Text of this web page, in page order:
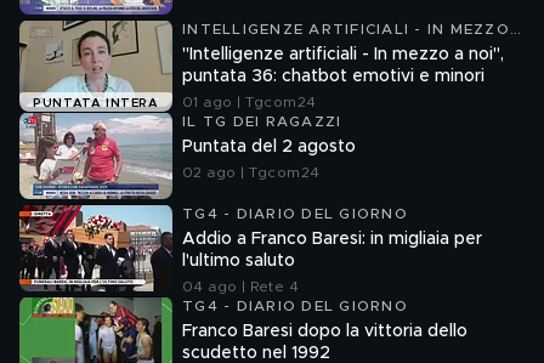
PUNTATA INTERA
INTELLIGENZE ARTIFICIALI - IN MEZZO
A NOI
"Intelligenze artificiali - In mezzo a noi",
puntata 36: chatbot emotivi e minori
01 ago | Tgcom24
IL TG DEI RAGAZZI
Puntata del 2 agosto
02 ago | Tgcom24
TG4 - DIARIO DEL GIORNO
Addio a Franco Baresi: in migliaia per
l'ultimo saluto
04 ago | Rete 4
TG4 - DIARIO DEL GIORNO
Franco Baresi dopo la vittoria dello
scudetto nel 1992